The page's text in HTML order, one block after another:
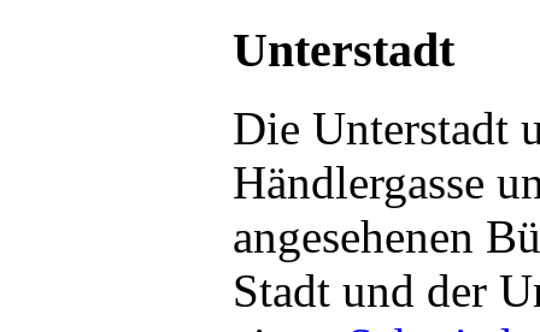
Unterstadt
Die Unterstadt
Händlergasse
angesehenen
Stadt und der